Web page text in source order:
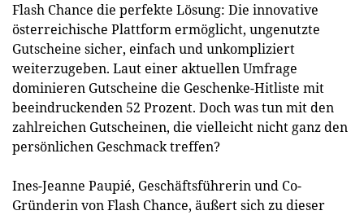
Flash Chance die perfekte Lösung: Die innovative
österreichische Plattform ermöglicht, ungenutzte
Gutscheine sicher, einfach und unkompliziert
weiterzugeben. Laut einer aktuellen Umfrage
dominieren Gutscheine die Geschenke-Hitliste mit
beeindruckenden 52 Prozent. Doch was tun mit den
zahlreichen Gutscheinen, die vielleicht nicht ganz den
persönlichen Geschmack treffen?
Ines-Jeanne Paupié, Geschäftsführerin und Co-
Gründerin von Flash Chance, äußert sich zu dieser